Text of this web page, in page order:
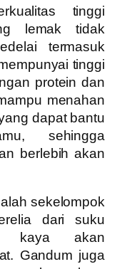
tinggi
lemak tidak
termasuk
tinggi
protein dan
menahan
dapat bantu
sehingga
berlebih akan
sekelompok
dari suku
kaya akan
Gandum juga